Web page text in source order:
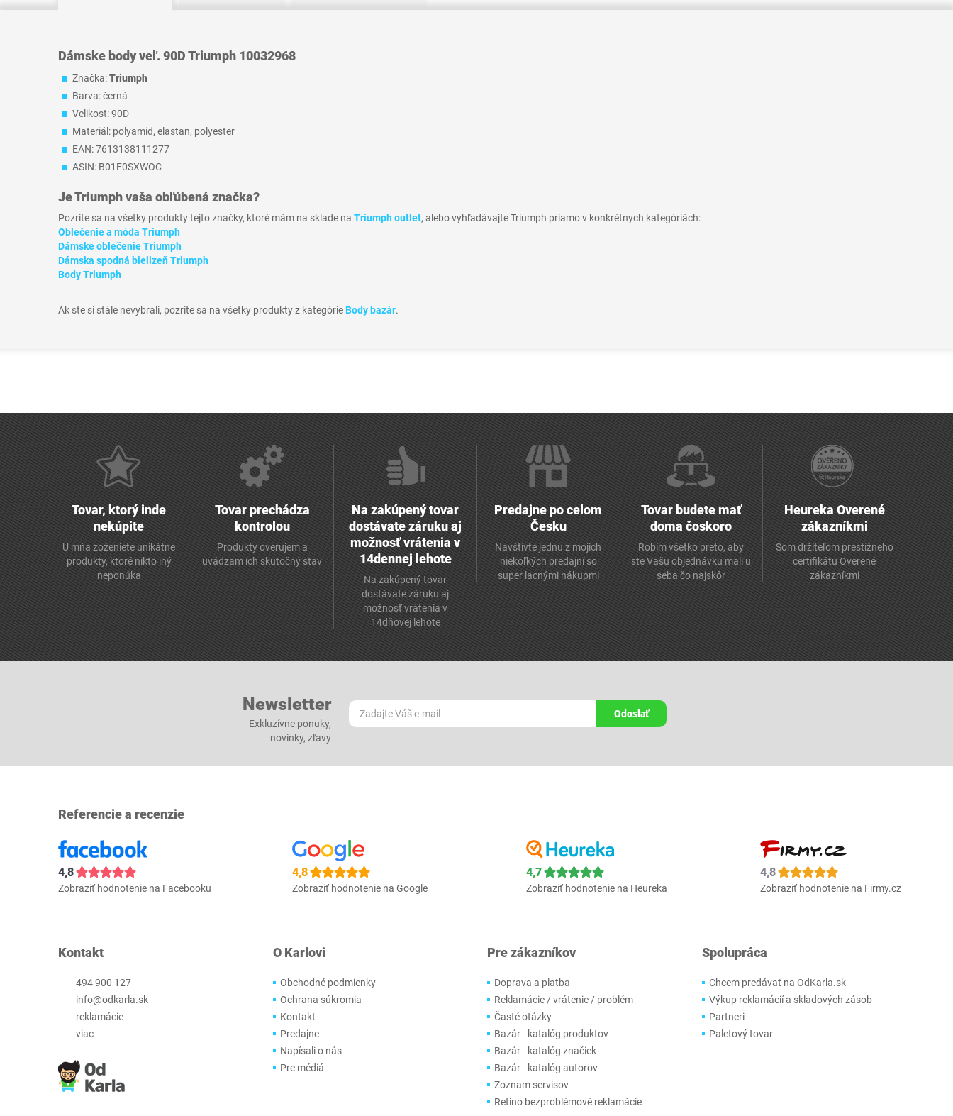
Dámske body veľ. 90D Triumph 10032968
Značka:Triumph
Barva: černá
Velikost: 90D
Materiál: polyamid, elastan, polyester
EAN: 7613138111277
ASIN: B01F0SXWOC
JeTriumphvaša obľúbená značka?
Pozrite sa na všetky produkty tejto značky, ktoré mám na sklade na Triumph outlet, alebo vyhľadávajte Triumph priamo v konkrétnych kategóriách:
Oblečenie a móda Triumph
Dámske oblečenie Triumph
Dámska spodná bielizeň Triumph
Body Triumph
Ak ste si stále nevybrali, pozrite sa na všetky produkty z kategórieBody bazár.
Tovar, ktorý inde
nekúpite
U mňa zoženiete unikátne
produkty, ktoré nikto iný
neponúka
Tovar prechádza
kontrolou
Produkty overujem a
uvádzam ich skutočný stav
Na zakúpený tovar
dostávate záruku aj
možnosť vrátenia v
14dennej lehote
Na zakúpený tovar
dostávate záruku aj
možnosť vrátenia v
14dňovej lehote
Predajne po celom
Česku
Navštívte jednu z mojich
niekoľkých predajní so
super lacnými nákupmi
Tovar budete mať
doma čoskoro
Robím všetko preto, aby
ste Vašu objednávku mali u
seba čo najskôr
Heureka Overené
zákazníkmi
Som držiteľom prestížneho
certifikátu Overené
zákazníkmi
Newsletter
Exkluzívne ponuky,
novinky, zľavy
Odoslať
Referencie a recenzie
4,8
Zobraziť hodnotenie na Facebooku
4,8
Zobraziť hodnotenie na Google
4,7
Zobraziť hodnotenie na Heureka
4,8
Zobraziť hodnotenie na Firmy.cz
Kontakt
494 900 127
info@odkarla.sk
reklamácie
viac
O Karlovi
Obchodné podmienky
Ochrana súkromia
Kontakt
Predajne
Napísali o nás
Pre médiá
Pre zákazníkov
Doprava a platba
Reklamácie / vrátenie / problém
Časté otázky
Bazár - katalóg produktov
Bazár - katalóg značiek
Bazár - katalóg autorov
Zoznam servisov
Retino bezproblémové reklamácie
Spolupráca
Chcem predávať na OdKarla.sk
Výkup reklamácií a skladových zásob
Partneri
Paletový tovar